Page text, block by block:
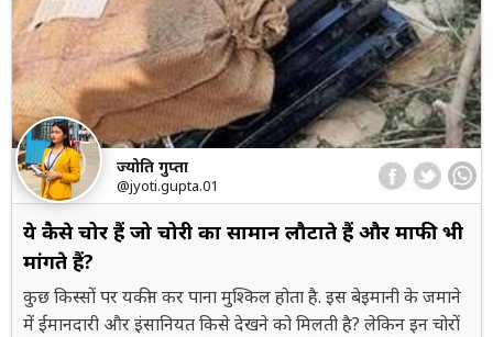
ज्योति गुप्ता
@jyoti.gupta.01
ये कैसे चोर हैं जो चोरी का सामान लौटाते हैं और माफी भी
मांगते हैं?
कुछ किस्सों पर यकीन कर पाना मुश्किल होता है. इस बेइमानी के जमाने
में ईमानदारी और इंसानियत किसे देखने को मिलती है? लेकिन इन चोरों